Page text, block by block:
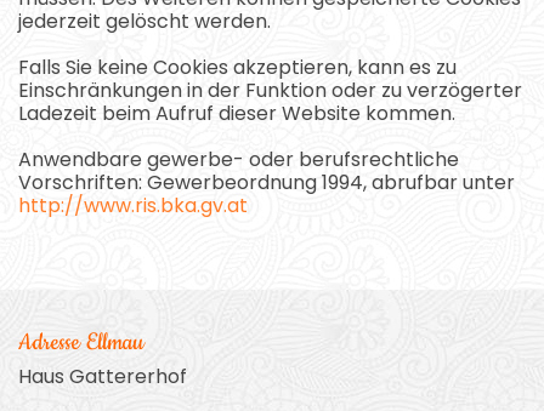
jederzeit gelöscht werden.
Falls Sie keine Cookies akzeptieren, kann es zu
Einschränkungen in der Funktion oder zu verzögerter
Ladezeit beim Aufruf dieser Website kommen.
Anwendbare gewerbe- oder berufsrechtliche
Vorschriften: Gewerbeordnung 1994, abrufbar unter
http://www.ris.bka.gv.at
Adresse Ellmau
Haus Gattererhof